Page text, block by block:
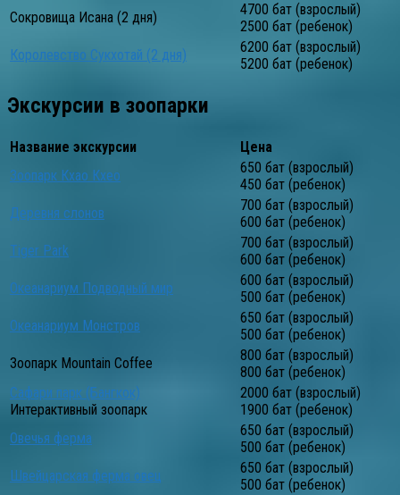
Сокровища Исана (2 дня)
4700 бат (взрослый)
2500 бат (ребенок)
Королевство Сукхотай (2 дня)
6200 бат (взрослый)
5200 бат (ребенок)
Экскурсии в зоопарки
Название экскурсии
Цена
Зоопарк Кхао Кхео
650 бат (взрослый)
450 бат (ребенок)
Деревня слонов
700 бат (взрослый)
600 бат (ребенок)
Tiger Park
700 бат (взрослый)
600 бат (ребенок)
Океанариум Подводный мир
600 бат (взрослый)
500 бат (ребенок)
Океанариум Монстров
650 бат (взрослый)
500 бат (ребенок)
Зоопарк Mountain Coffee
800 бат (взрослый)
800 бат (ребенок)
Сафари парк (Бангкок)
Интерактивный зоопарк
2000 бат (взрослый)
1900 бат (ребенок)
Овечья ферма
650 бат (взрослый)
500 бат (ребенок)
Швейцарская ферма овец
650 бат (взрослый)
500 бат (ребенок)